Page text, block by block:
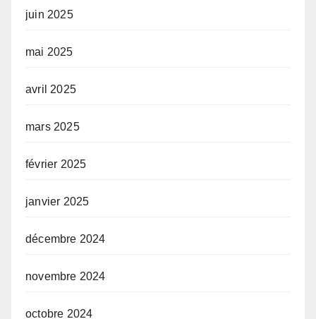
juin 2025
mai 2025
avril 2025
mars 2025
février 2025
janvier 2025
décembre 2024
novembre 2024
octobre 2024